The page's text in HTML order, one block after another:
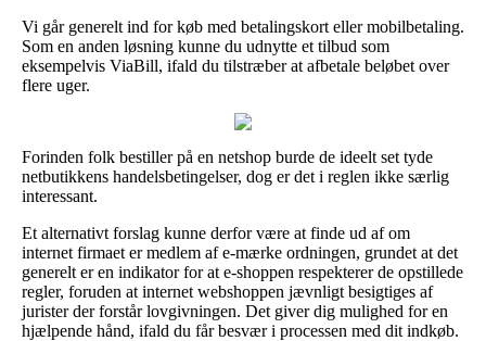
Vi går generelt ind for køb med betalingskort eller mobilbetaling.
Som en anden løsning kunne du udnytte et tilbud som
eksempelvis ViaBill, ifald du tilstræber at afbetale beløbet over
flere uger.
Forinden folk bestiller på en netshop burde de ideelt set tyde
netbutikkens handelsbetingelser, dog er det i reglen ikke særlig
interessant.
Et alternativt forslag kunne derfor være at finde ud af om
internet firmaet er medlem af e-mærke ordningen, grundet at det
generelt er en indikator for at e-shoppen respekterer de opstillede
regler, foruden at internet webshoppen jævnligt besigtiges af
jurister der forstår lovgivningen. Det giver dig mulighed for en
hjælpende hånd, ifald du får besvær i processen med dit indkøb.